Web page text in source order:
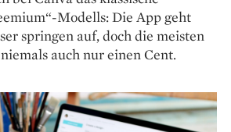
Modells: Die App geht
springen auf, doch die meisten
auch nur einen Cent.